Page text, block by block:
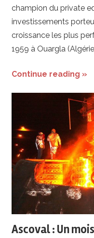
champion du private
investissements
croissance les plus
1959 à Ouargla
Continue reading »
Ascoval : Un